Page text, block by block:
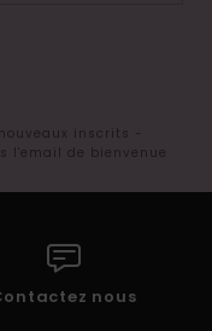
inscrits -
l'email de bienvenue
nous